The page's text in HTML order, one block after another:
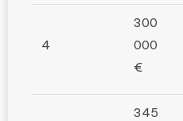
4
300
000
€
345